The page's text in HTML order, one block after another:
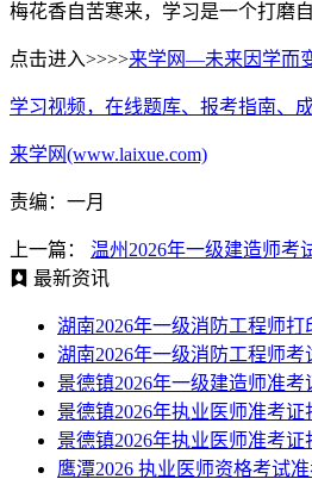
梅花香自苦寒来，学习是一个打磨
点击进入>>>>来学网—未来因学而
学习视频，在线题库、报考指南、
来学网(www.laixue.com)
责编：一月
上一篇：
温州2026年一级建造师考
最新资讯
湖南2026年一级消防工程师打
湖南2026年一级消防工程师考
景德镇2026年一级建造师准考
景德镇2026年执业医师准考证
景德镇2026年执业医师准考
鹰潭2026 执业医师资格考试